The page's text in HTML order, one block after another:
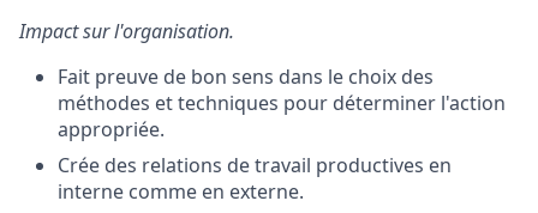
Impact sur l'organisation.
Fait preuve de bon sens dans le choix des
méthodes et techniques pour déterminer l'action
appropriée.
Crée des relations de travail productives en
interne comme en externe.